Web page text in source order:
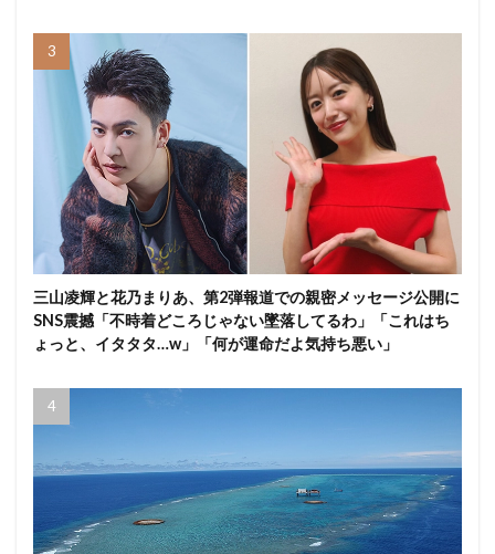
三山凌輝と花乃まりあ、第2弾報道での親密メッセージ公開に
SNS震撼「不時着どころじゃない墜落してるわ」「これはち
ょっと、イタタタ…w」「何が運命だよ気持ち悪い」